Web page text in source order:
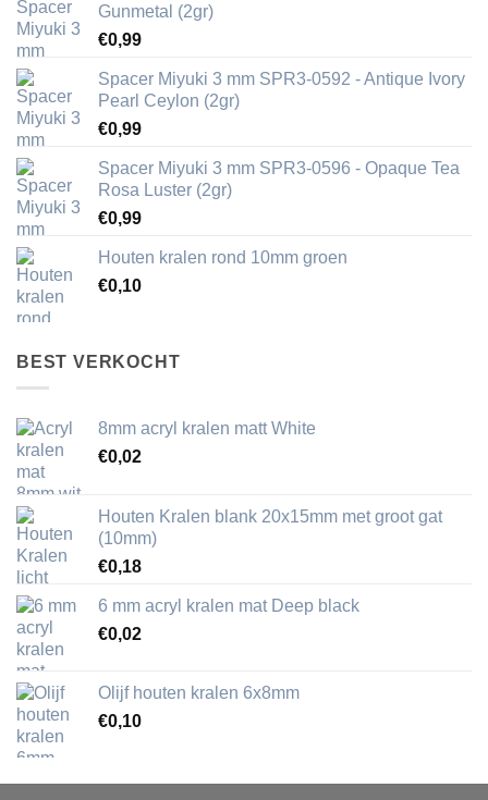
Gunmetal (2gr)
€0,99
Spacer Miyuki 3 mm SPR3-0592 - Antique Ivory
Pearl Ceylon (2gr)
€0,99
Spacer Miyuki 3 mm SPR3-0596 - Opaque Tea
Rosa Luster (2gr)
€0,99
Houten kralen rond 10mm groen
€0,10
BEST VERKOCHT
8mm acryl kralen matt White
€0,02
Houten Kralen blank 20x15mm met groot gat
(10mm)
€0,18
6 mm acryl kralen mat Deep black
€0,02
Olijf houten kralen 6x8mm
€0,10